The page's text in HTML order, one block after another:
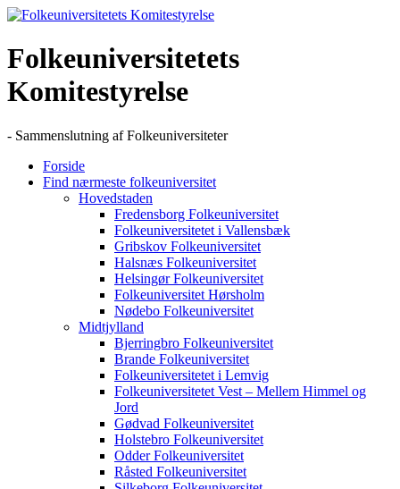
Skip
content
Folkeuniversitetets
Komitestyrelse
- Sammenslutning af Folkeuniversiteter
Forside
Find nærmeste folkeuniversitet
Hovedstaden
Fredensborg Folkeuniversitet
Folkeuniversitetet i Vallensbæk
Gribskov Folkeuniversitet
Halsnæs Folkeuniversitet
Helsingør Folkeuniversitet
Folkeuniversitet Hørsholm
Nødebo Folkeuniversitet
Midtjylland
Bjerringbro Folkeuniversitet
Brande Folkeuniversitet
Folkeuniversitetet i Lemvig
Folkeuniversitetet Vest – Mellem Himmel og
Jord
Gødvad Folkeuniversitet
Holstebro Folkeuniversitet
Odder Folkeuniversitet
Råsted Folkeuniversitet